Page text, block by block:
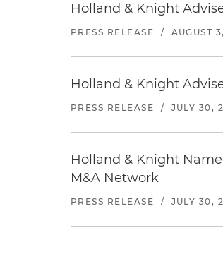
Holland & Knight
PRESS RELEASE / AUGUST
Holland & Knight
PRESS RELEASE / JULY 30,
Holland & Knight
M&A Network
PRESS RELEASE / JULY 30,